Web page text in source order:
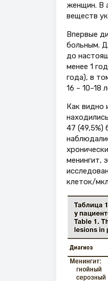
женщин. В
веществ
Впервые
больным.
до
менее 1
года), в
16 – 10–18
Как видно
47 (49,5%)
менингит,
клеток/